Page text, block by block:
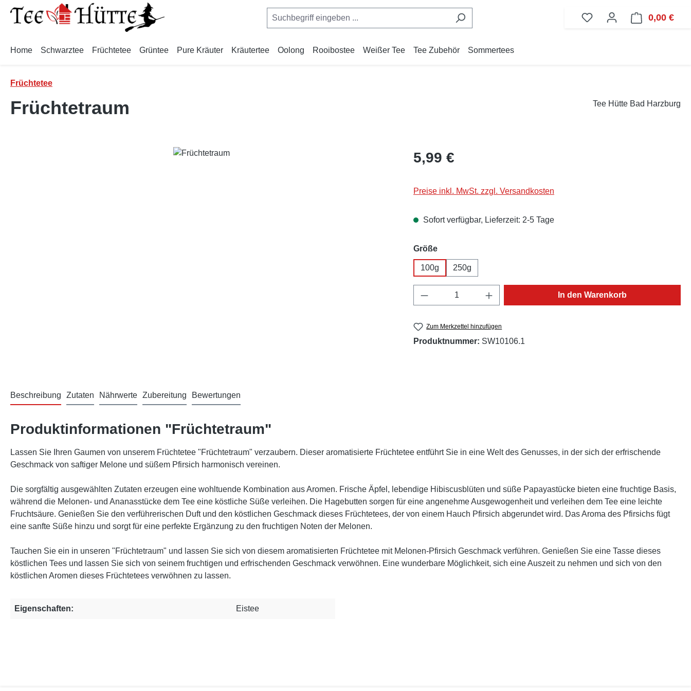
Hauptinhalt springen
Zur Suche springen
Zur Hauptnavigation springen
0,00 €
Home Schwarztee Früchtetee Grüntee Pure Kräuter Kräutertee Oolong Rooibostee Weißer Tee Tee Zubehör Sommertees
Früchtetee
Früchtetraum Tee Hütte Bad Harzburg
Regulärer Preis:
5,99 €
Preise inkl. MwSt. zzgl. Versandkosten
Sofort verfügbar, Lieferzeit: 2-5 Tage
Größeauswählen
100g 250g
Produkt Anzahl: Gib den gewünschten Wert ein
In den Warenkorb
Zum Merkzettel hinzufügen
Produktnummer: SW10106.1
Beschreibung Zutaten Nährwerte Zubereitung Bewertungen
Produktinformationen "Früchtetraum"
Lassen Sie Ihren Gaumen von unserem Früchtetee "Früchtetraum" verzaubern. Dieser aromatisierte Früchtetee entführt Sie in eine Welt des Genusses, in der sich der erfrischende
Geschmack von saftiger Melone und süßem Pfirsich harmonisch vereinen.
Die sorgfältig ausgewählten Zutaten erzeugen eine wohltuende Kombination aus Aromen. Frische Äpfel, lebendige Hibiscusblüten und süße Papayastücke bieten eine fruchtige Basis,
während die Melonen- und Ananasstücke dem Tee eine köstliche Süße verleihen. Die Hagebutten sorgen für eine angenehme Ausgewogenheit und verleihen dem Tee eine leichte
Fruchtsäure. Genießen Sie den verführerischen Duft und den köstlichen Geschmack dieses Früchtetees, der von einem Hauch Pfirsich abgerundet wird. Das Aroma des Pfirsichs fügt
eine sanfte Süße hinzu und sorgt für eine perfekte Ergänzung zu den fruchtigen Noten der Melonen.
Tauchen Sie ein in unseren "Früchtetraum" und lassen Sie sich von diesem aromatisierten Früchtetee mit Melonen-Pfirsich Geschmack verführen. Genießen Sie eine Tasse dieses
köstlichen Tees und lassen Sie sich von seinem fruchtigen und erfrischenden Geschmack verwöhnen. Eine wunderbare Möglichkeit, sich eine Auszeit zu nehmen und sich von den
köstlichen Aromen dieses Früchtetees verwöhnen zu lassen.
Eigenschaften: Eistee